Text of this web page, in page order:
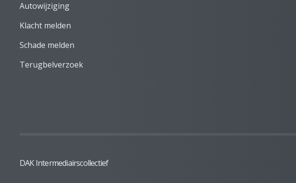
Autowijziging
Klacht melden
Schade melden
Terugbelverzoek
DAK Intermediairscollectief